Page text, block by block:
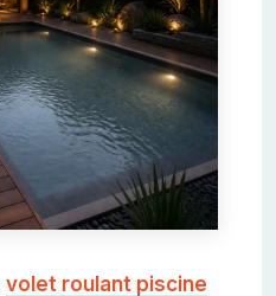
volet roulant piscine